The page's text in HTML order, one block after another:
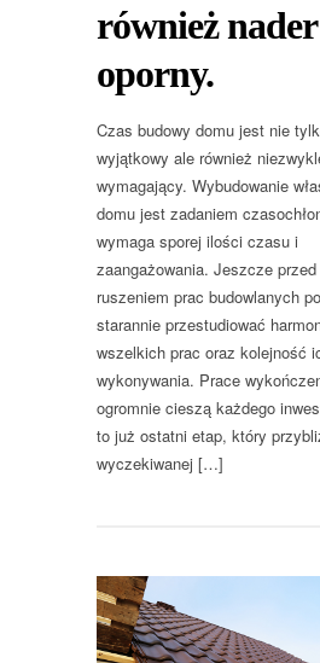
również nader
oporny.
Czas budowy domu jest nie
wyjątkowy ale również
wymagający. Wybudowanie
domu jest zadaniem
wymaga sporej ilości czasu i
zaangażowania. Jeszcze przed
ruszeniem prac budowlanych
starannie przestudiować
wszelkich prac oraz kolejność
wykonywania. Prace
ogromnie cieszą każdego
to już ostatni etap, który
wyczekiwanej […]